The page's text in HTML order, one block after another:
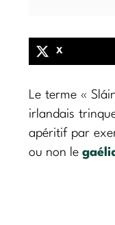
X
Le terme «
irlandais
apéritif par
ou non le